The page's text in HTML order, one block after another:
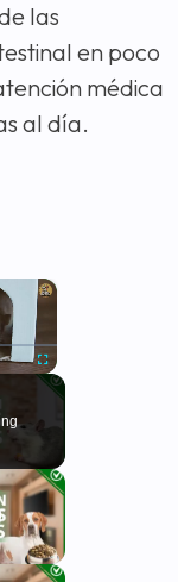
las
en poco
médica
al día.
×
Fullscreen